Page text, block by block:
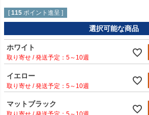
[ 115 ポイント進呈 ]
選択可能な商品
ホワイト
5～10週
イエロー
5～10週
マットブラック